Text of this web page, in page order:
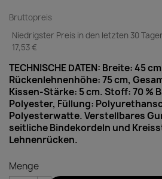
Bruttopreis
Niedrigster Preis in den letzten 30
17,53 €
TECHNISCHE DATEN: Breite: 45
Rückenlehnenhöhe: 75 cm,
Kissen-Stärke: 5 cm. Stoff: 70 %
Polyester, Füllung:
Polyesterwatte. Verstellbares
seitliche Bindekordeln und
Lehnenrücken.
Menge